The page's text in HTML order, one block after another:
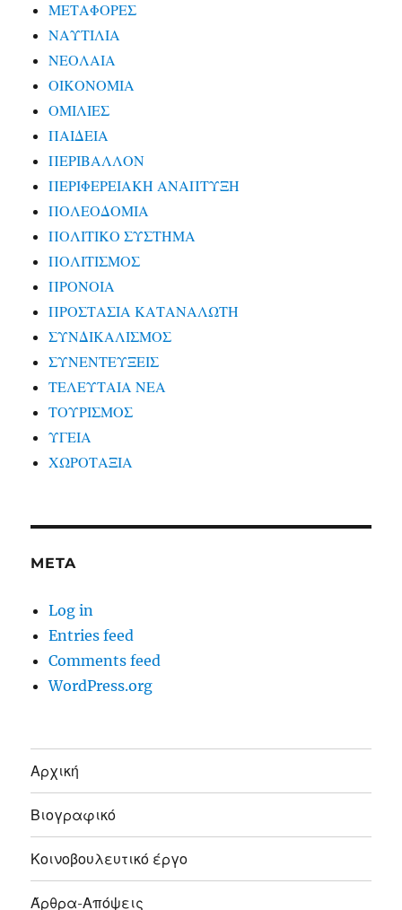
ΜΕΤΑΦΟΡΕΣ
ΝΑΥΤΙΛΙΑ
ΝΕΟΛΑΙΑ
ΟΙΚΟΝΟΜΙΑ
ΟΜΙΛΙΕΣ
ΠΑΙΔΕΙΑ
ΠΕΡΙΒΑΛΛΟΝ
ΠΕΡΙΦΕΡΕΙΑΚΗ ΑΝΑΠΤΥΞΗ
ΠΟΛΕΟΔΟΜΙΑ
ΠΟΛΙΤΙΚΟ ΣΥΣΤΗΜΑ
ΠΟΛΙΤΙΣΜΟΣ
ΠΡΟΝΟΙΑ
ΠΡΟΣΤΑΣΙΑ ΚΑΤΑΝΑΛΩΤΗ
ΣΥΝΔΙΚΑΛΙΣΜΟΣ
ΣΥΝΕΝΤΕΥΞΕΙΣ
ΤΕΛΕΥΤΑΙΑ ΝΕΑ
ΤΟΥΡΙΣΜΟΣ
ΥΓΕΙΑ
ΧΩΡΟΤΑΞΙΑ
META
Log in
Entries feed
Comments feed
WordPress.org
Αρχική
Βιογραφικό
Κοινοβουλευτικό έργο
Άρθρα-Απόψεις